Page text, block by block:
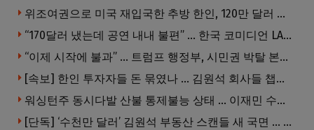
위조여권으로 미국 재입국한 추방 한인, 120만 달러 은행 사기 행각
“170달러 냈는데 공연 내내 불편” … 한국 코미디언 LA공연, 음향 불량에 외모 비하 개그 논란
“이제 시작에 불과” … 트럼프 행정부, 시민권 박탈 본격화
[속보] 한인 투자자들 돈 묶였나 … 김원석 회사들 챕터7 강제파산·자진파산 잇따라 신청
워싱턴주 동시다발 산불 통제불능 상태 … 이재민 수십만명
[단독] ‘수천만 달러’ 김원석 부동산 스캔들 새 국면 … 한인 투자자들 소송 잇따라 ‘디폴트’ 절차